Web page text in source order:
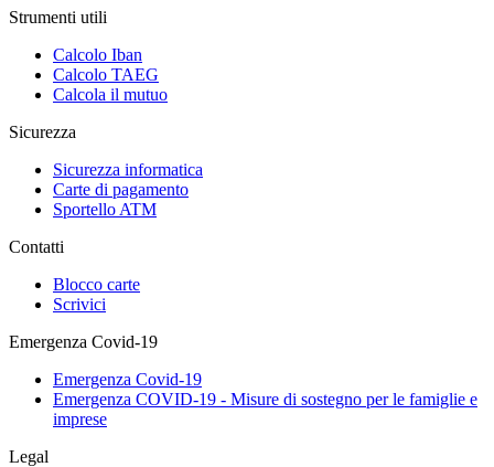
Strumenti utili
Calcolo Iban
Calcolo TAEG
Calcola il mutuo
Sicurezza
Sicurezza informatica
Carte di pagamento
Sportello ATM
Contatti
Blocco carte
Scrivici
Emergenza Covid-19
Emergenza Covid-19
Emergenza COVID-19 - Misure di sostegno per le famiglie e
imprese
Legal